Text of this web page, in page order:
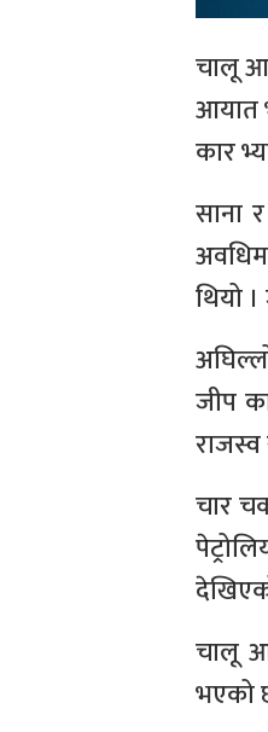
चालू
आयात
कार
साना
थियो
जीप
चार
चालू
भएको